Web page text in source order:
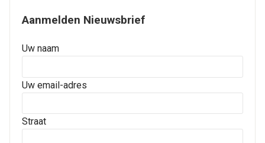
Aanmelden Nieuwsbrief
Uw naam
Uw email-adres
Straat